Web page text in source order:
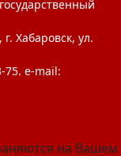
Хабаровск, ул.
75. e-mail:
на